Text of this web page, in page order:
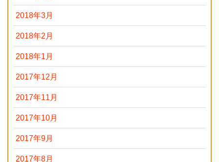
2018年3月
2018年2月
2018年1月
2017年12月
2017年11月
2017年10月
2017年9月
2017年8月